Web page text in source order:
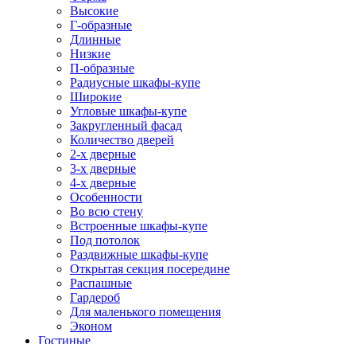
Высокие
Г-образные
Длинные
Низкие
П-образные
Радиусные шкафы-купе
Широкие
Угловые шкафы-купе
Закругленный фасад
Количество дверей
2-х дверные
3-х дверные
4-х дверные
Особенности
Во всю стену
Встроенные шкафы-купе
Под потолок
Раздвижные шкафы-купе
Открытая секция посередине
Распашные
Гардероб
Для маленького помещения
Эконом
Гостиные